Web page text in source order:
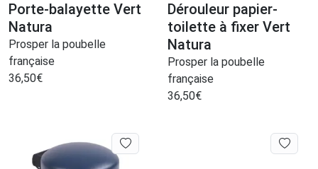
Porte-balayette Vert
Natura
Prosper la poubelle
française
36,50€
Dérouleur papier-
toilette à fixer Vert
Natura
Prosper la poubelle
française
36,50€